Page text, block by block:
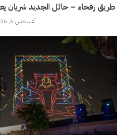
طريق رفحاء – حائل الجديد شريان
أغسطس 6, 2026